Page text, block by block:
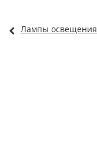
Лампы освещения